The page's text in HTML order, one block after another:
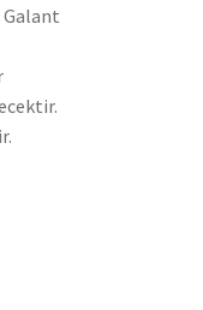
Galant